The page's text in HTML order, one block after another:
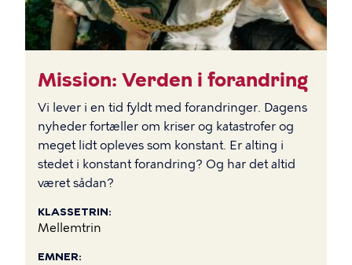
Mission: Verden i forandring
Vi lever i en tid fyldt med forandringer. Dagens
nyheder fortæller om kriser og katastrofer og
meget lidt opleves som konstant. Er alting i
stedet i konstant forandring? Og har det altid
været sådan?
KLASSETRIN
Mellemtrin
EMNER